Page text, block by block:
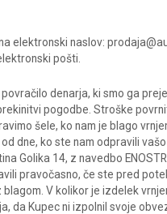
elektronski naslov:
pošti.
denarja, ki smo ga
pogodbe. Stroške
šele, ko nam je blago
dne, ko ste nam odpravili
Golika 14, z navedbo
pravočasno, če ste pred
V kolikor je izdelek
da Kupec ni izpolnil svoje